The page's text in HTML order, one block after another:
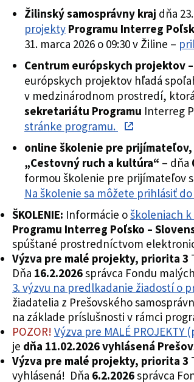
Žilinský samosprávny kraj dňa
projekty Programu Interreg
31. marca 2026 o 09:30 v Žiline –
Centrum európskych projektov
európskych projektov hľadá
v medzinárodnom prostredí,
sekretariátu Programu Interreg
stránke programu.
online školenie pre prijímateľov,
„Cestovný ruch a kultúra“ – dňa
formou školenie pre prijímateľov
Na školenie sa môžete prihlásiť
ŠKOLENIE: Informácie oškoleniach
Programu Interreg Poľsko –
spúštané prostredníctvom
Výzva pre malé projekty, priorita 3
Dňa 16.2.2026správca Fondu
3. výzvu na predlkadanie žiadostí o
žiadatelia z Prešovského
na základe príslušnosti v rámci
POZOR! Výzva pre MALÉ PROJEKTY
je dňa 11.02.2026 vyhlásená
Výzva pre malé projekty, priorita 3
vyhlásená! Dňa 6.2.2026správca